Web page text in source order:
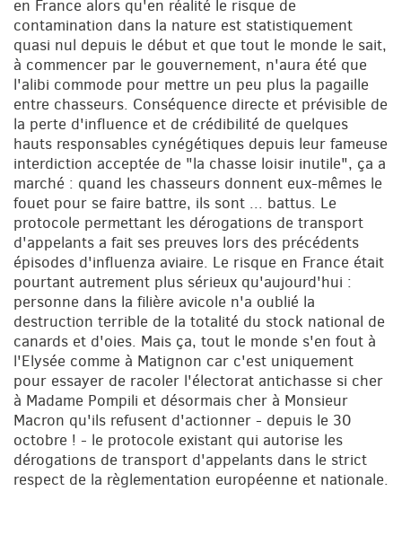
en France alors qu'en réalité le risque de
contamination dans la nature est statistiquement
quasi nul depuis le début et que tout le monde le sait,
à commencer par le gouvernement, n'aura été que
l'alibi commode pour mettre un peu plus la pagaille
entre chasseurs. Conséquence directe et prévisible de
la perte d'influence et de crédibilité de quelques
hauts responsables cynégétiques depuis leur fameuse
interdiction acceptée de "la chasse loisir inutile", ça a
marché : quand les chasseurs donnent eux-mêmes le
fouet pour se faire battre, ils sont ... battus. Le
protocole permettant les dérogations de transport
d'appelants a fait ses preuves lors des précédents
épisodes d'influenza aviaire. Le risque en France était
pourtant autrement plus sérieux qu'aujourd'hui :
personne dans la filière avicole n'a oublié la
destruction terrible de la totalité du stock national de
canards et d'oies. Mais ça, tout le monde s'en fout à
l'Elysée comme à Matignon car c'est uniquement
pour essayer de racoler l'électorat antichasse si cher
à Madame Pompili et désormais cher à Monsieur
Macron qu'ils refusent d'actionner - depuis le 30
octobre ! - le protocole existant qui autorise les
dérogations de transport d'appelants dans le strict
respect de la règlementation européenne et nationale.